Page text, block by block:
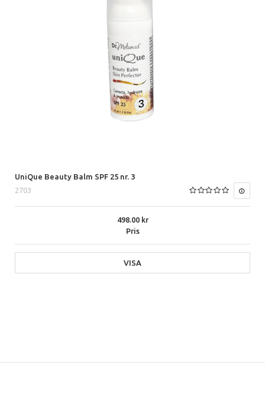
UniQue Beauty Balm SPF 25 nr. 3
2703
Pris
498.00
VISA